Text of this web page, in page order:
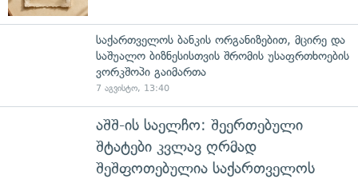
საქართველოს ბანკის ორგანიზებით, მცირე და
საშუალო ბიზნესისთვის შრომის უსაფრთხოების
ვორკშოპი გაიმართა
7 აგვისტო, 13:40
აშშ-ის საელჩო: შეერთებული
შტატები კვლავ ღრმად
შეშფოთებულია საქართველოს